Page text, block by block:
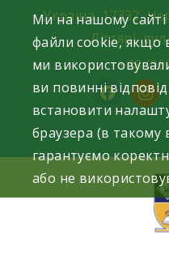
content
Україна, 17332,
Дігтярі,
+38
facebook
Ми на нашому
файли cookie, якщо
ми
ви повинні
встановити
браузера (в такому
гарантуємо
або не